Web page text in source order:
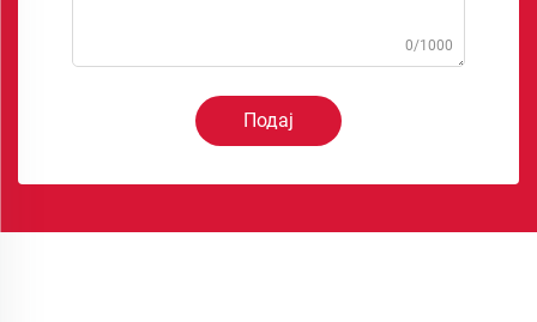
0/1000
Подај